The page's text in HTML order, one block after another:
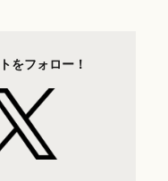
をフォロー！